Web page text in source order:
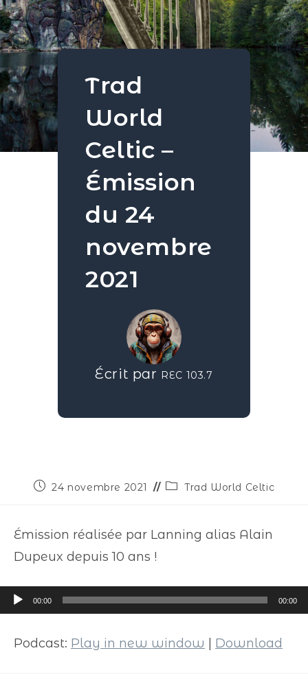
Trad
World
Celtic –
Émission
du 24
novembre
2021
Écrit par REC 103.7
24 novembre 2021 Trad World Celtic
Émission réalisée par Lanning alias Alain
Dupeux depuis 10 ans !
Lecteur
audio
00:00 00:00
Podcast: Play in new window Download